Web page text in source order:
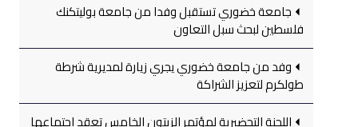
جامعة خضوري تستقبل وفدا من جامعة بوليتكنك
فلسطين لبحث سبل التعاون
وفد من جامعة خضوري يجري زيارة لمديرية شرطة
طولكرم لتعزيز الشراكة
اللجنة التحضيرية لمؤتمر الزيتون الخامس تعقد اجتماعها